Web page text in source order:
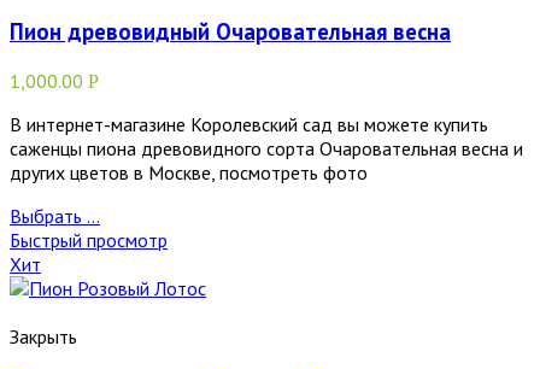
Пион древовидный Очаровательная весна
1,000.00 Р
В интернет-магазине Королевский сад вы можете купить
саженцы пиона древовидного сорта Очаровательная весна и
других цветов в Москве, посмотреть фото
Выбрать ...
Быстрый просмотр
Хит
Закрыть